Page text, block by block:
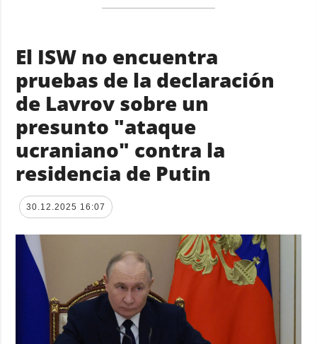
El ISW no encuentra
pruebas de la declaración
de Lavrov sobre un
presunto "ataque
ucraniano" contra la
residencia de Putin
30.12.2025 16:07